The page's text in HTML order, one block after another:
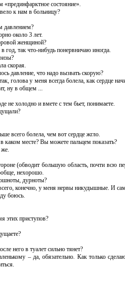
«прединфарктное состояние».
к нам в больницу?
давлением?
около 3 лет.
женщиной?
год, так что-нибудь понервничаю иногда.
скорая.
давление, что надо вызвать скорую?
голова у меня всегда болела, как сердце
ну в общем ...
не холодно и вмете с тем бьет, понимаете.
всего болела, чем вот сердце жгло.
каком месте? Вы можете пальцем показать?
же.
(обводит большую область, почти всю
нехорошо.
дурноты?
конечно, у меня нервы никудышные. И
боюсь.
этих приступов?
него в туалет сильно тянет?
– да, обязательно. Как только